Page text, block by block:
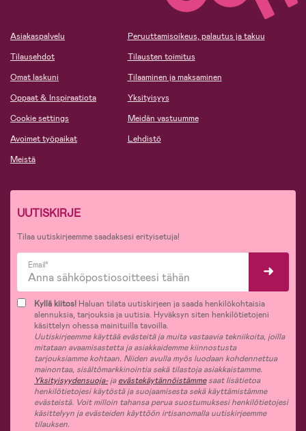
Asiakaspalvelu
Tilausehdot
Omat laskuni
Oppaat & Inspiraatiota
Cookie settings
Avoimet työpaikat
Meistä
Peruuttamisoikeus, palautus ja takuu
Tilausten toimitus
Tilaaminen ja maksaminen
Yksityisyys
Meidän vastuumme
Lehdistö
UUTISKIRJE
Tilaa uutiskirjeemme saadaksesi erityisetuja!
Email*
Kyllä kiitos! Haluan tilata uutiskirjeen ja saada henkilökohtaisia
alennuksia, tarjouksia ja uutisia. Hyväksyn siten henkilötietojeni
käsittelyn ohessa mainituilla tavoilla.
Uutiskirjeemme käyttää evästeitä ja muita vastaavia tekniikoita, joilla
mitataan avaamisastetta ja asiakkaidemme kiinnostusta
tarjouksiamme kohtaan. Niiden avulla myös luodaan kohdennettua
mainontaa, sisältömarkkinointia sekä tilastoja asiakkaistamme.
Yksityisyydensuoja-jaevästekäytännöistämmesaat lisätietoa
henkilötietojesi käytöstä ja suojaamisesta sekä käyttämistämme
evästeistä. Voit milloin tahansa perua suostumuksesi henkilötietojesi
käsittelyyn ja evästeiden käyttöön irtisanomalla uutiskirjeemme
tilauksen.